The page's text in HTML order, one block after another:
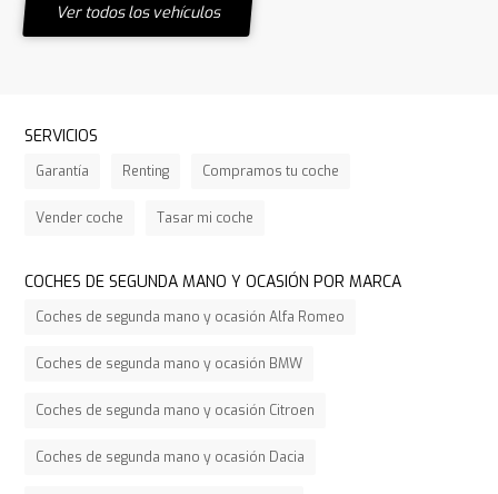
Ver todos los vehículos
SERVICIOS
Garantía Renting Compramos tu coche
Vender coche Tasar mi coche
COCHES DE SEGUNDA MANO Y OCASIÓN POR MARCA
Coches de segunda mano y ocasión Alfa Romeo
Coches de segunda mano y ocasión BMW
Coches de segunda mano y ocasión Citroen
Coches de segunda mano y ocasión Dacia